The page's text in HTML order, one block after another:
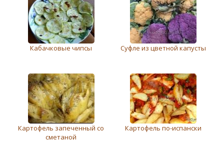
Кабачковые чипсы Суфле из цветной капусты
Картофель запеченный со
сметаной
Картофель по-испански